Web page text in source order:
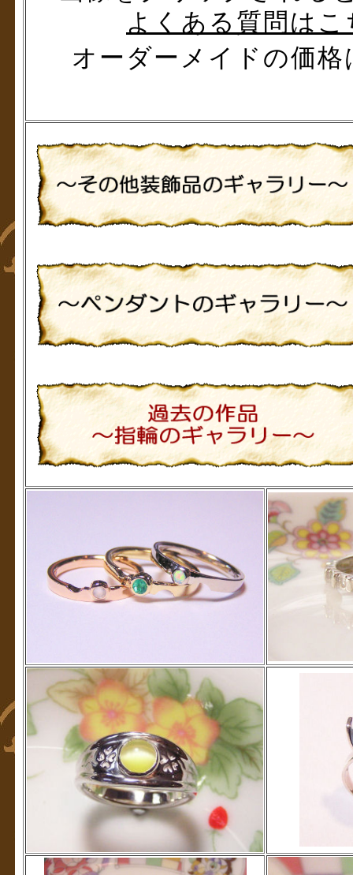
よくある質問は
オーダーメイドの価格